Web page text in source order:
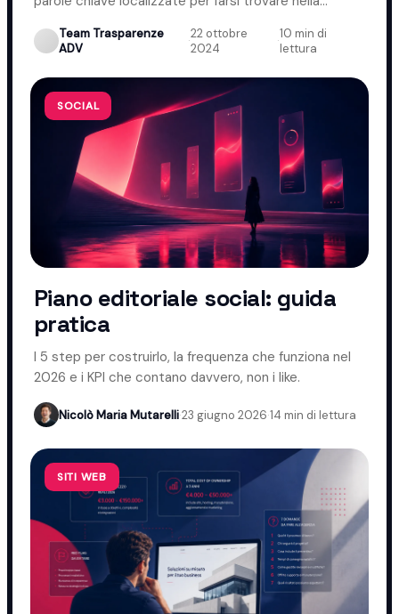
Team Trasparenze
ADV
·22 ottobre
2024
·10 min di
lettura
SOCIAL
Piano editoriale social: guida
pratica
I 5 step per costruirlo, la frequenza che funziona nel
2026 e i KPI che contano davvero, non i like.
Nicolò Maria Mutarelli·23 giugno 2026·14 min di lettura
SITI WEB